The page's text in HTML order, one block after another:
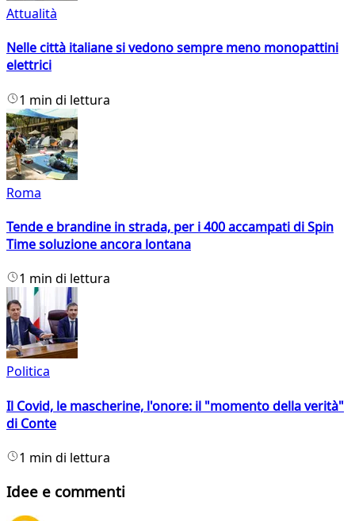
Attualità
Nelle città italiane si vedono sempre meno monopattini
elettrici
1 min di lettura
Roma
Tende e brandine in strada, per i 400 accampati di Spin
Time soluzione ancora lontana
1 min di lettura
Politica
Il Covid, le mascherine, l'onore: il "momento della verità"
di Conte
1 min di lettura
Idee e commenti